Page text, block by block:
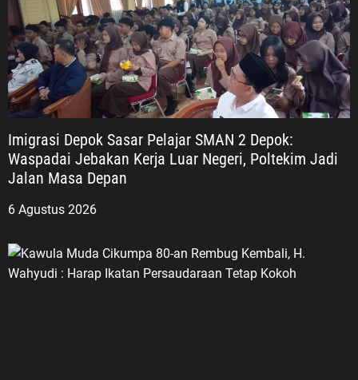
Imigrasi Depok Sasar Pelajar SMAN 2 Depok:
Waspadai Jebakan Kerja Luar Negeri, Poltekim Jadi
6 Agustus 2026